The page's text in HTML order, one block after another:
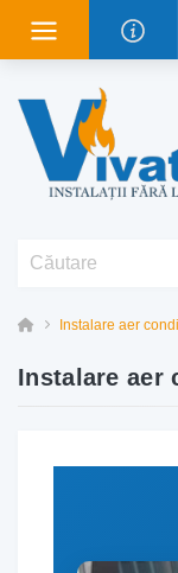
Instalare aer
Instalare aer